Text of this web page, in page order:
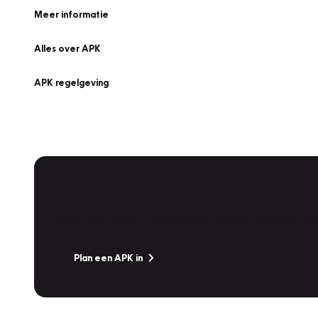
Meer informatie
Alles over APK
APK regelgeving
Plan een APK in